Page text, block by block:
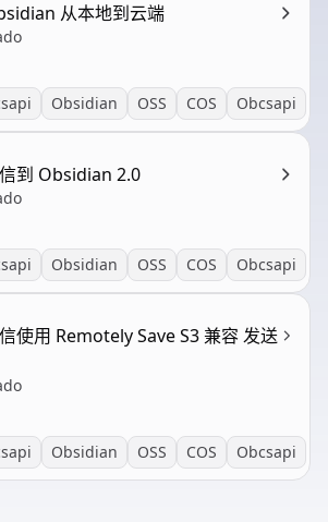
从本地到云端
Obsidian OSS COS Obcsapi
到 Obsidian 2.0
Obsidian OSS COS Obcsapi
使用 Remotely Save S3 兼容 发送
Obsidian OSS COS Obcsapi